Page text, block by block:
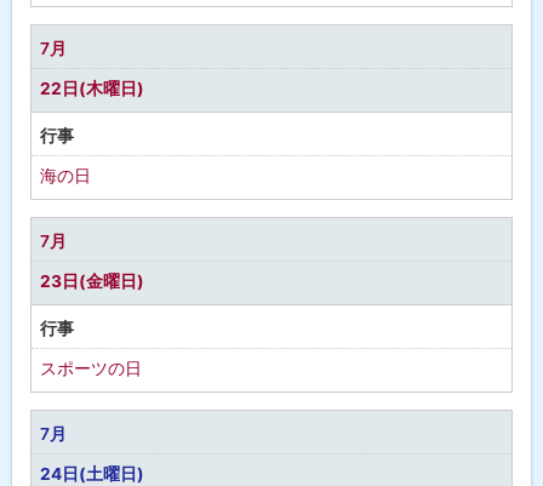
定
な
し
7月
22日(木曜日)
行事
海の日
7月
23日(金曜日)
行事
スポーツの日
7月
24日(土曜日)